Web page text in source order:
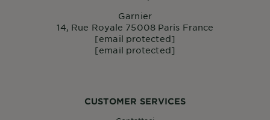
CUSTOMER SERVICES
Garnier
14, Rue Royale 75008 Paris France
[email protected]
[email protected]